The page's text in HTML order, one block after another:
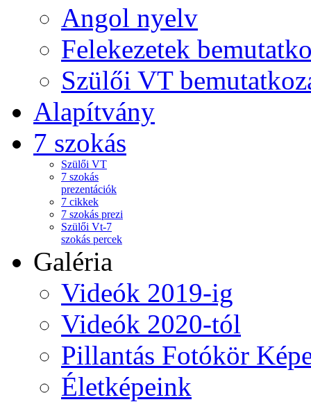
Angol nyelv
Felekezetek
Szülői VT
Alapítvány
7 szokás
Szülői VT
7 szokás
prezentációk
7 cikkek
7 szokás prezi
Szülői Vt-7
szokás percek
Galéria
Videók 2019-ig
Videók 2020-tól
Pillantás Fotókör
Életképeink